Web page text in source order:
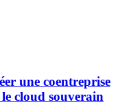
une coentreprise
cloud souverain